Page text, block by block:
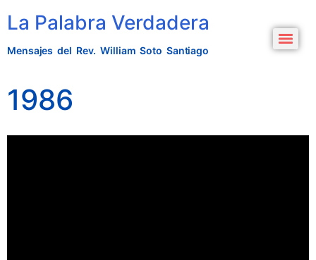
La Palabra Verdadera
Mensajes del Rev. William Soto Santiago
1986